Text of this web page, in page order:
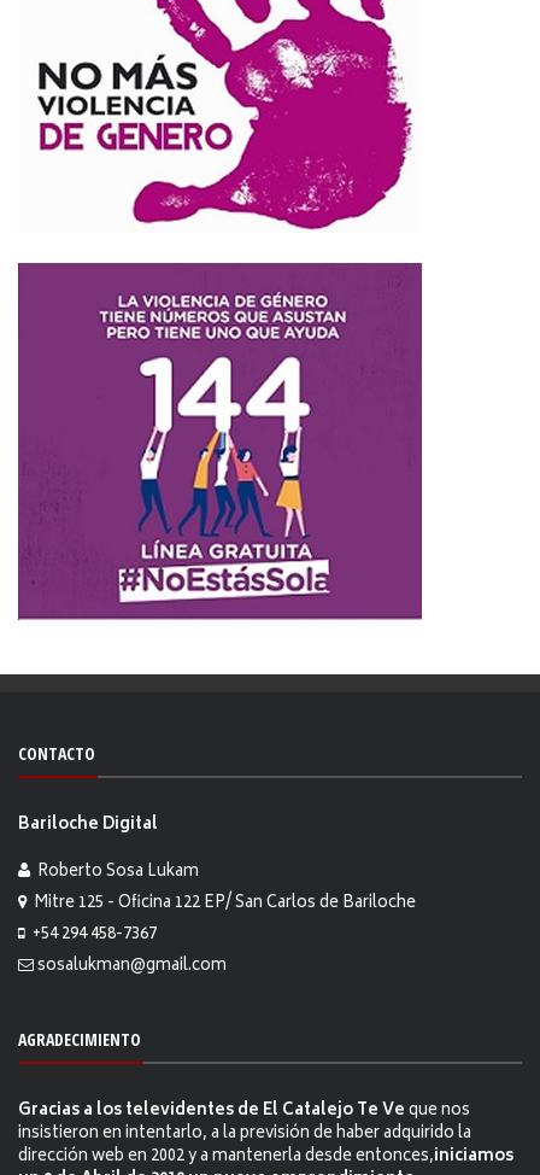
CONTACTO
Bariloche Digital
Roberto Sosa Lukam
Mitre 125 - Oficina 122 EP/ San Carlos de Bariloche
+54 294 458-7367
sosalukman@gmail.com
AGRADECIMIENTO
Gracias a los televidentes de El Catalejo Te Veque nos
insistieron en intentarlo, a la previsión de haber adquirido la
dirección web en 2002 y a mantenerla desde entonces,iniciamos